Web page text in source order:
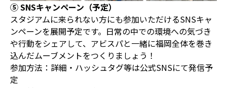
⑤ SNSキャンペーン（予定）
スタジアムに来られない方にも参加いただけるSNSキャ
ンペーンを展開予定です。日常の中での環境への気づき
や行動をシェアして、アビスパと一緒に福岡全体を巻き
込んだムーブメントをつくりましょう！
参加方法：詳細・ハッシュタグ等は公式SNSにて発信予
定